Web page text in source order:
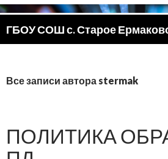
ГБОУ СОШ с. Старое
Все записи автора stermak
ПОЛИТИКА